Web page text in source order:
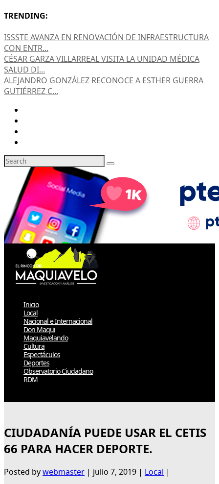
TRENDING:
ISSSTE AVANZA EN RENOVACIÓN DE INFRAESTRUCTURA
CON ENTR...
CÉSAR GARZA VILLARREAL VISITA LA UNIDAD MÉDICA
SALUD DI...
ALEJANDRO GONZÁLEZ RECONOCE A ESTHER GUERRA
GUTIÉRREZ C...
Inicio
Local
Nacional e Internacional
Don Maqui
Maquiavelando
Cultura
Espectáculos
Deportes
Observatorio Ciudadano
RDM
CIUDADANÍA PUEDE USAR EL CETIS
66 PARA HACER DEPORTE.
Posted bywebmaster | julio 7, 2019 | Local |